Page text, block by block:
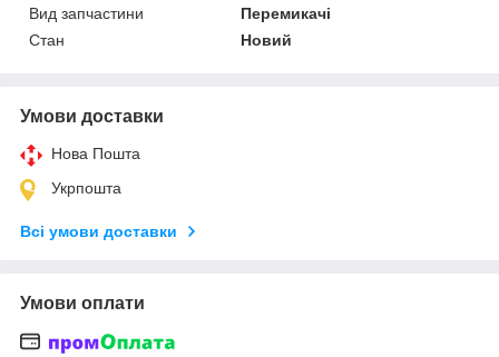
Вид запчастини
Перемикачі
Стан
Новий
Умови доставки
Нова Пошта
Укрпошта
Всі умови доставки
Умови оплати